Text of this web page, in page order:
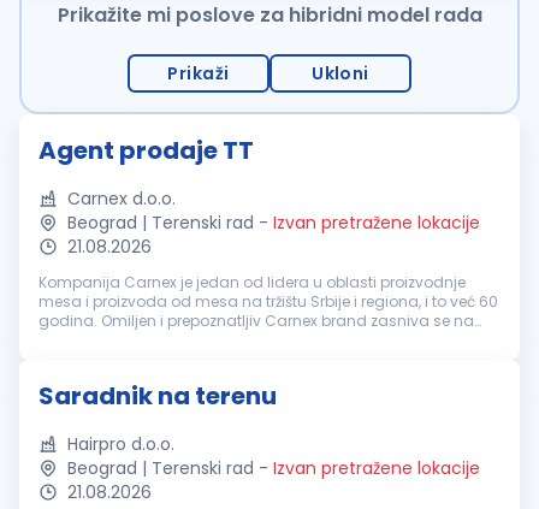
Prikažite mi poslove za hibridni model rada
Prikaži Ukloni
Agent prodaje TT
Carnex d.o.o.
Beograd | Terenski rad - Izvan pretražene lokacije
21.08.2026
Kompanija Carnex je jedan od lidera u oblasti proizvodnje
mesa i proizvoda od mesa na tržištu Srbije i regiona, i to već 60
godina. Omiljen i prepoznatljiv Carnex brand zasniva se na
Saradnik na terenu
Hairpro d.o.o.
Beograd | Terenski rad - Izvan pretražene lokacije
21.08.2026